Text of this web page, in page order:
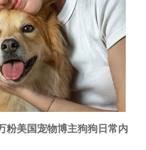
粉美国宠物博主狗狗日常内